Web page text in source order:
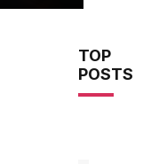
TOP
POSTS